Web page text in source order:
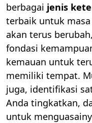
berbagai jenis
terbaik untuk
akan terus
fondasi
kemauan untuk
memiliki tempat.
juga, identifikasi
Anda tingkatkan,
untuk